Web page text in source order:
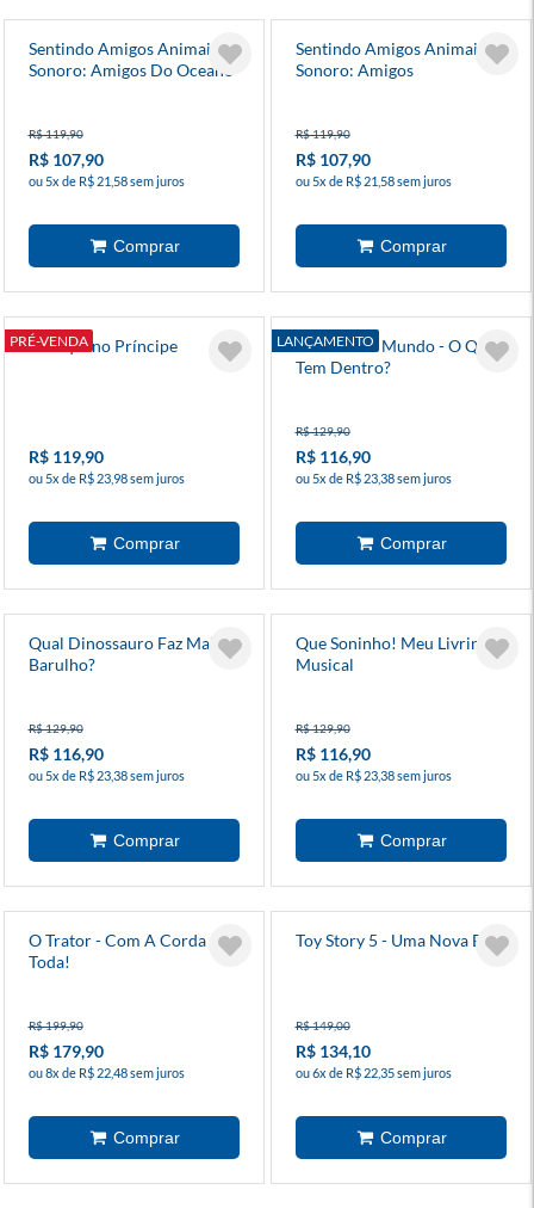
Sentindo Amigos Animais -
Sonoro: Amigos Do Oceano
R$ 119,90
R$ 107,90
ou 5x de R$ 21,58 sem juros
Sentindo Amigos Animais -
Sonoro: Amigos
R$ 119,90
R$ 107,90
ou 5x de R$ 21,58 sem juros
PRÉ-VENDA
O Pequeno Príncipe
R$ 119,90
ou 5x de R$ 23,98 sem juros
LANÇAMENTO
Manual Do Mundo - O Que
Tem Dentro?
R$ 129,90
R$ 116,90
ou 5x de R$ 23,38 sem juros
Qual Dinossauro Faz Mais
Barulho?
R$ 129,90
R$ 116,90
ou 5x de R$ 23,38 sem juros
Que Soninho! Meu Livrinho
Musical
R$ 129,90
R$ 116,90
ou 5x de R$ 23,38 sem juros
O Trator - Com A Corda
Toda!
R$ 199,90
R$ 179,90
ou 8x de R$ 22,48 sem juros
Toy Story 5 - Uma Nova Era
R$ 149,00
R$ 134,10
ou 6x de R$ 22,35 sem juros